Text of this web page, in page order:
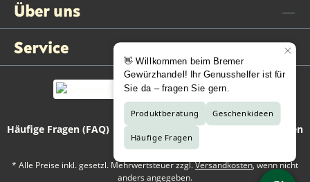
Über uns
Service
Häufige Fragen (FAQ) Kontaktformular Vertrag widerrufen
* Alle Preise inkl. gesetzl. Mehrwertsteuer zzgl.Versandkosten, wenn nicht
anders angegeben.